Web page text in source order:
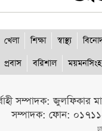
খেলা শিক্ষা স্বাস্থ্য
প্রবাস বরিশাল ময়মনসিংহ
সম্পাদক: জুলফিকার
সম্পাদক: ফোন: